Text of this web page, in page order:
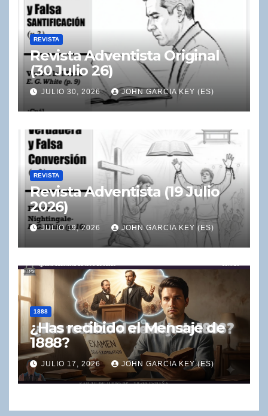
REVISTA
Revista Adventista Original
(30 Julio 26)
JULIO 30, 2026 JOHN GARCIA KEY (ES)
REVISTA
Revista Adventista (19 Julio
2026)
JULIO 19, 2026 JOHN GARCIA KEY (ES)
1888
¿Has recibido el Mensaje de
1888?
JULIO 17, 2026 JOHN GARCIA KEY (ES)